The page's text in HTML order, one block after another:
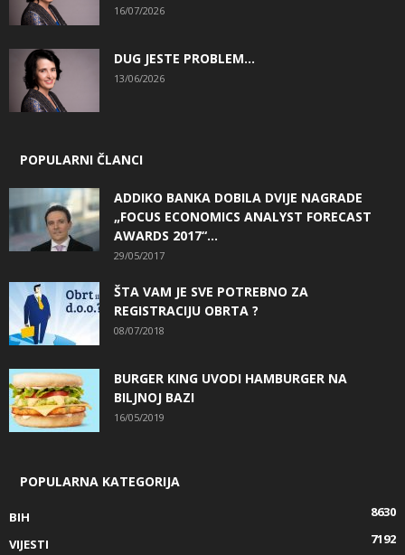
16/07/2026
DUG JESTE PROBLEM…
13/06/2026
POPULARNI ČLANCI
ADDIKO BANKA DOBILA DVIJE NAGRADE
„FOCUS ECONOMICS ANALYST FORECAST
AWARDS 2017“...
29/05/2017
ŠTA VAM JE SVE POTREBNO ZA
REGISTRACIJU OBRTA ?
08/07/2018
BURGER KING UVODI HAMBURGER NA
BILJNOJ BAZI
16/05/2019
POPULARNA KATEGORIJA
BIH
8630
VIJESTI
7192